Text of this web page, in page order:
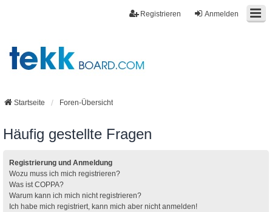
Anmelden
Registrieren
Startseite Foren-Übersicht
Häufig gestellte Fragen
Registrierung und Anmeldung
Wozu muss ich mich registrieren?
Was ist COPPA?
Warum kann ich mich nicht registrieren?
Ich habe mich registriert, kann mich aber nicht anmelden!